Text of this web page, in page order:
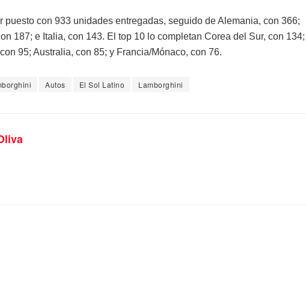
puesto con 933 unidades entregadas, seguido de Alemania, con 366;
187; e Italia, con 143. El top 10 lo completan Corea del Sur, con 134;
95; Australia, con 85; y Francia/Mónaco, con 76.
Autos El Sol Latino Lamborghini